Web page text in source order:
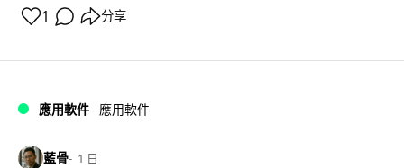
1 分享
應用軟件 應用軟件
藍骨 1 日